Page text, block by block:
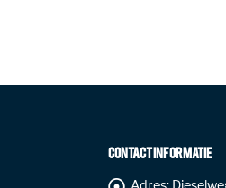
CONTACT INFORMATIE